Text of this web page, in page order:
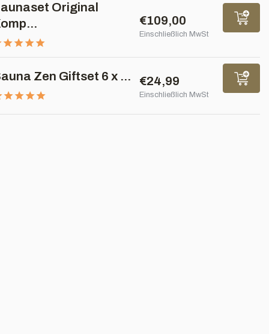
Original
€109,00
Einschließlich MwSt
Zen Giftset 6 x ... €24,99
Einschließlich MwSt